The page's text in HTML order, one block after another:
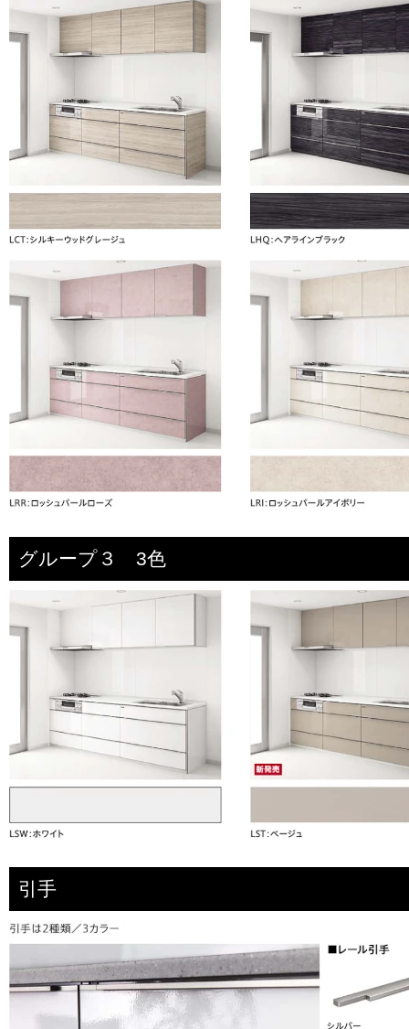
グループ３ 3色
引手